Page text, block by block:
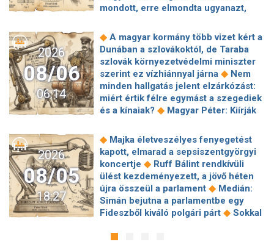
mondott, erre elmondta ugyanazt,
kötött szerződéseket a HM cége a
Lounge Eventtel, a miniszter
feljelentést tett
◆Orbán Anita
megkérte a szlovák kormányt, hogy
segítse a magyar vízellátást ◆ Forró
augusztus: gátja lehet az uniós
források hazahozatalának az
Alkotmánybíróság?◆ Török Gábor: Ez
Meglepetés az albérletpiacon, nincs
roham ◆Hirtelen titkolózni kezdett a
Tisza a kegyelmi ügyekről◆
Egyszerre két köztársasági elnöke is
lehet Magyarországnak jövő hétre◆
Előnyben a Fradi a Górnik Zabrze
elleni El-selejtezős párharcban◆Itt a
csapattársa keres a legrosszabbul
2026
08/06
06:14
◆ A magyar kormány több vizet kért a
Dunában a szlovákoktól, de Taraba
szlovák környezetvédelmi miniszter
szerint ez vízhiánnyal járna ◆ Nem
minden hallgatás jelent elzárkózást:
miért értik félre egymást a szegediek
és a kínaiak? ◆ Magyar Péter: Kiírják
projektekben magyar állami
tulajdonrészt fognak előírni ◆Orbán
Gáspár hatszor repült honvédségi
gépen Csádba és Nigerbe◆Ismert
magyar utazási iroda ment csődbe,
bolgár biztosítóval hadakozhatnak az
utasok◆Amerikai rakétákat is
zsákmányolt az előrenyomuló orosz
hadsereg
2026
08/05
18:27
◆ Majka életveszélyes fenyegetést
kapott, elmarad a sepsiszentgyörgyi
koncertje ◆ Ruff Bálint rendkívüli
ülést kezdeményezett, a jövő héten
újra összeül a parlament ◆ Medián:
Simán bejutna a parlamentbe egy
Fideszből kiváló polgári párt ◆ Sokkal